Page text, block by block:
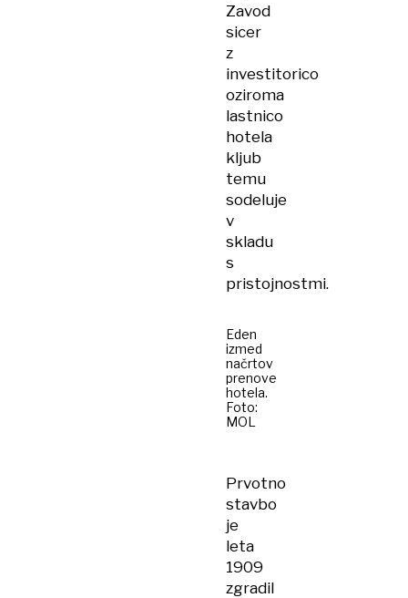
Zavod
sicer
z
investitorico
oziroma
lastnico
hotela
kljub
temu
sodeluje
v
skladu
s
pristojnostmi.
Eden
izmed
načrtov
prenove
hotela.
Foto:
MOL
Prvotno
stavbo
je
leta
1909
zgradil